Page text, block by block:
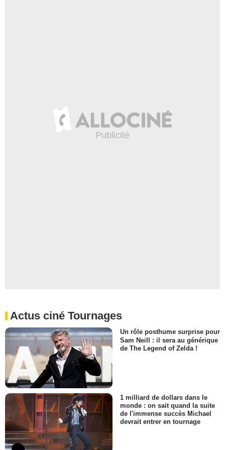
Actus ciné Tournages
Un rôle posthume surprise pour
Sam Neill : il sera au générique
de The Legend of Zelda !
1 milliard de dollars dans le
monde : on sait quand la suite
de l'immense succès Michael
devrait entrer en tournage